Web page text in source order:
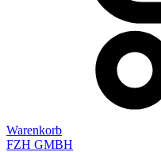
Warenkorb
FZH GMBH